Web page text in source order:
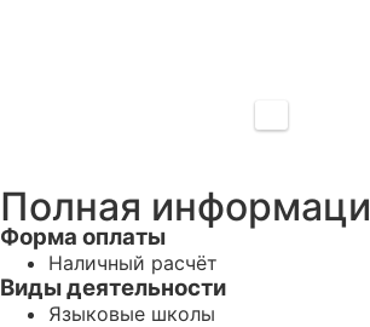
Полная
Форма оплаты
Наличный расчёт
Виды деятельности
Языковые школы